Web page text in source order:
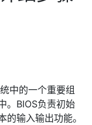
中的一个重要组
。BIOS负责初始
输入输出功能。